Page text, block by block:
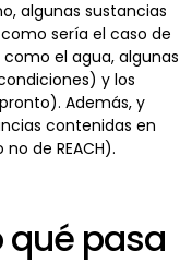
algunas sustancias
sería el caso de
el agua, algunas
y los
Además, y
contenidas en
de REACH).
pasa